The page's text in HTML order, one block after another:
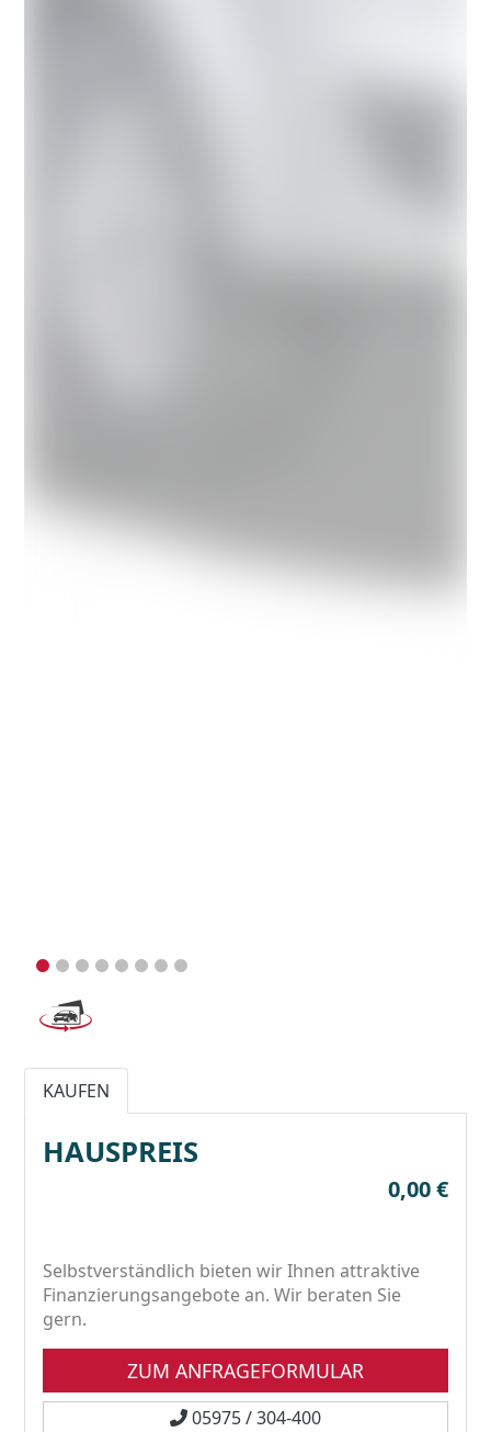
KAUFEN
HAUSPREIS
0,00 €
Selbstverständlich bieten wir Ihnen attraktive
Finanzierungsangebote an. Wir beraten Sie
gern.
ZUM ANFRAGEFORMULAR
05975 / 304-400